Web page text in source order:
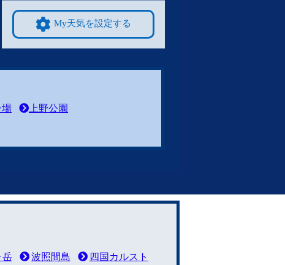
My天気を設定する
場
上野公園
岳 波照間島 四国カルスト